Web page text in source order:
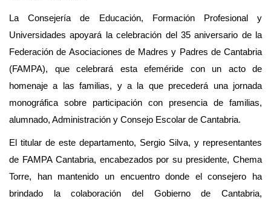
La Consejería de Educación, Formación Profesional y
Universidades apoyará la celebración del 35 aniversario de la
Federación de Asociaciones de Madres y Padres de Cantabria
(FAMPA), que celebrará esta efeméride con un acto de
homenaje a las familias, y a la que precederá una jornada
monográfica sobre participación con presencia de familias,
alumnado, Administración y Consejo Escolar de Cantabria.
El titular de este departamento, Sergio Silva, y representantes
de FAMPA Cantabria, encabezados por su presidente, Chema
Torre, han mantenido un encuentro donde el consejero ha
brindado la colaboración del Gobierno de Cantabria,